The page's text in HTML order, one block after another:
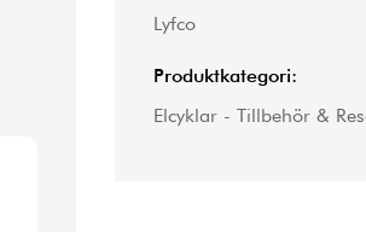
Lyfco
Produktkategori:
Elcyklar - Tillbehör &